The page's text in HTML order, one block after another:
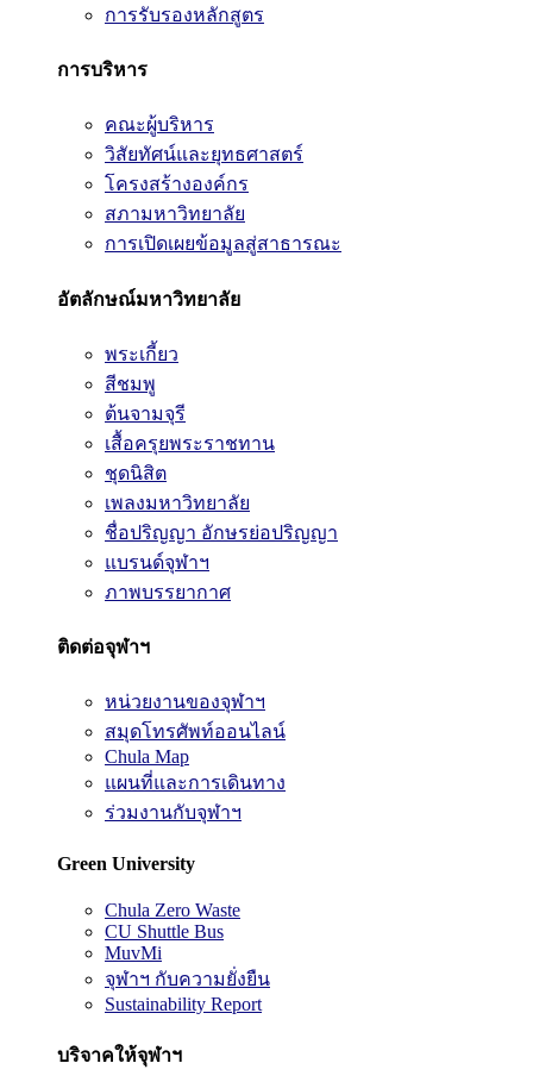
การรับรองหลักสูตร
การบริหาร
คณะผู้บริหาร
วิสัยทัศน์และยุทธศาสตร์
โครงสร้างองค์กร
สภามหาวิทยาลัย
การเปิดเผยข้อมูลสู่สาธารณะ
อัตลักษณ์มหาวิทยาลัย
พระเกี้ยว
สีชมพู
ต้นจามจุรี
เสื้อครุยพระราชทาน
ชุดนิสิต
เพลงมหาวิทยาลัย
ชื่อปริญญา อักษรย่อปริญญา
แบรนด์จุฬาฯ
ภาพบรรยากาศ
ติดต่อจุฬาฯ
หน่วยงานของจุฬาฯ
สมุดโทรศัพท์ออนไลน์
Chula Map
แผนที่และการเดินทาง
ร่วมงานกับจุฬาฯ
Green University
Chula Zero Waste
CU Shuttle Bus
MuvMi
จุฬาฯ กับความยั่งยืน
Sustainability Report
บริจาคให้จุฬาฯ